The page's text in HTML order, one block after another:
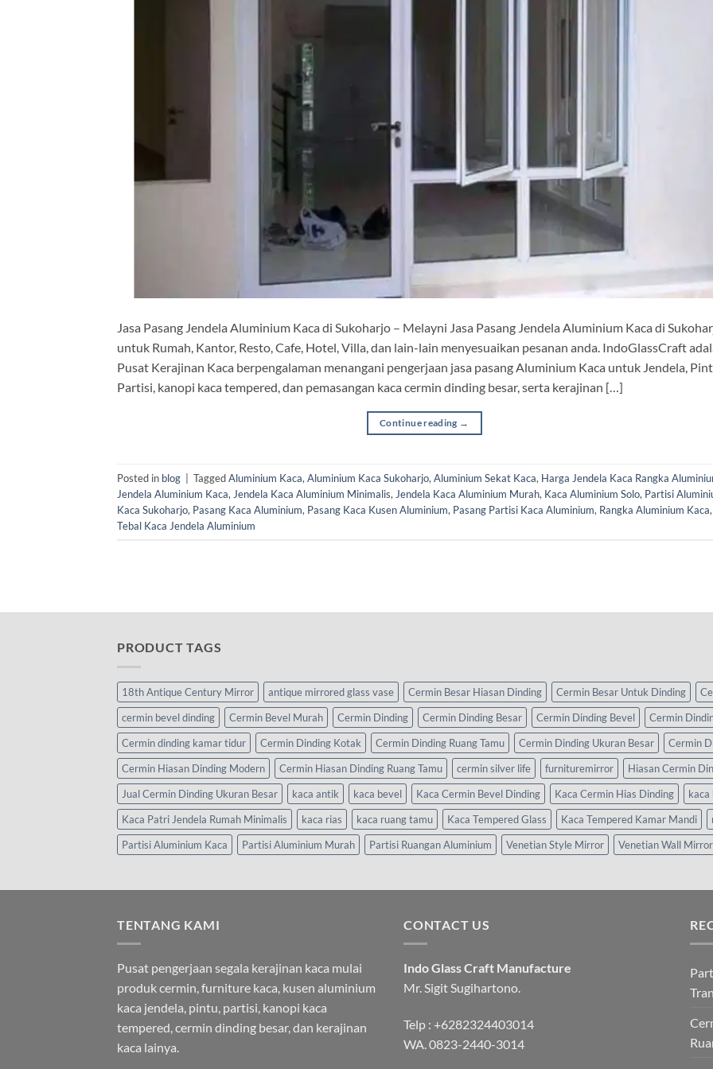
Jasa Pasang Jendela Aluminium Kaca di Sukoharjo – Melayni Jasa Pasang Jendela Aluminium Kaca di
untuk Rumah, Kantor, Resto, Cafe, Hotel, Villa, dan lain-lain menyesuaikan pesanan anda. IndoGlassCraft
Pusat Kerajinan Kaca berpengalaman menangani pengerjaan jasa pasang Aluminium Kaca untuk Jendela,
Partisi, kanopi kaca tempered, dan pemasangan kaca cermin dinding besar, serta kerajinan […]
Continue reading →
Posted in blog | TaggedAluminium Kaca, Aluminium Kaca Sukoharjo, Aluminium Sekat Kaca, Harga Jendela Kaca Rangka
Jendela Aluminium Kaca, Jendela Kaca Aluminium Minimalis, Jendela Kaca Aluminium Murah, Kaca Aluminium Solo, Partisi
Kaca Sukoharjo, Pasang Kaca Aluminium, Pasang Kaca Kusen Aluminium, Pasang Partisi Kaca Aluminium, Rangka Aluminium Kaca,
Tebal Kaca Jendela Aluminium
PRODUCT TAGS
18th Antique Century Mirror antique mirrored glass vase Cermin Besar Hiasan Dinding Cermin Besar Untuk Dinding
cermin bevel dinding
Cermin Bevel Murah Cermin Dinding Cermin Dinding Besar Cermin Dinding Bevel Cermin
Cermin dinding kamar tidur
Cermin Dinding Kotak Cermin Dinding Ruang Tamu Cermin Dinding Ukuran Besar Cermin
Cermin Hiasan Dinding Modern
Cermin Hiasan Dinding Ruang Tamu cermin silver life furnituremirror
Hiasan Cermin
Jual Cermin Dinding Ukuran Besar
kaca antik kaca bevel Kaca Cermin Bevel Dinding Kaca Cermin Hias Dinding kaca
Kaca Patri Jendela Rumah Minimalis
kaca rias kaca ruang tamu Kaca Tempered Glass Kaca Tempered Kamar Mandi
Partisi Aluminium Kaca
Partisi Aluminium Murah Partisi Ruangan Aluminium Venetian Style Mirror Venetian Wall Mirror
TENTANG KAMI
Pusat pengerjaan segala kerajinan kaca mulai
produk cermin, furniture kaca, kusen aluminium
kaca jendela, pintu, partisi, kanopi kaca
tempered, cermin dinding besar, dan kerajinan
kaca lainya.
CONTACT US
Indo Glass Craft Manufacture
Mr. Sigit Sugihartono.
Telp : +6282324403014
WA.0823-2440-3014